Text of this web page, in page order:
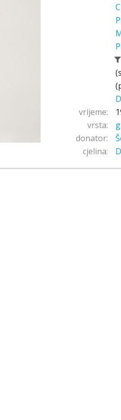
vrijeme:
vrsta:
donator:
cjelina: